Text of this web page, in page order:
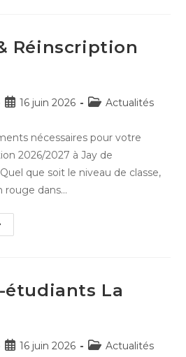
Réinscription
Publication
16 juin 2026
PostActualités
nécessaires pour votre
2026/2027 à Jay de
que soit le niveau de classe,
rouge dans…
étudiants La
Publication
16 juin 2026
PostActualités